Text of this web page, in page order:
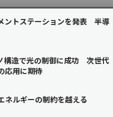
ントステーションを発表 半導
構造で光の制御に成功 次世代
応用に期待
ネルギーの制約を越える